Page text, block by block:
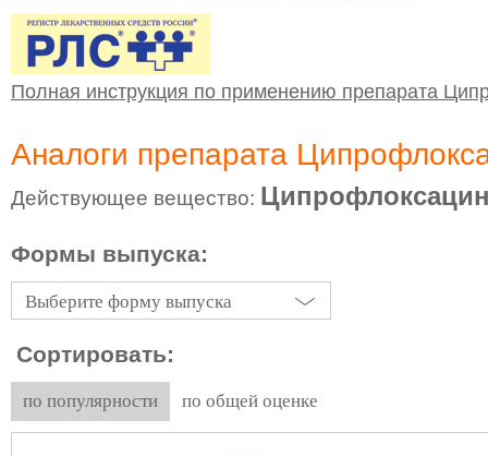
Полная инструкция по применению препарата
Аналоги препарата
Действующее вещество:
Формы выпуска:
Выберите форму выпуска
Сортировать:
по популярности по общей оценке